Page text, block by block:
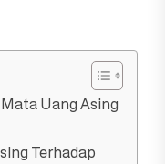
Uang Asing
Terhadap